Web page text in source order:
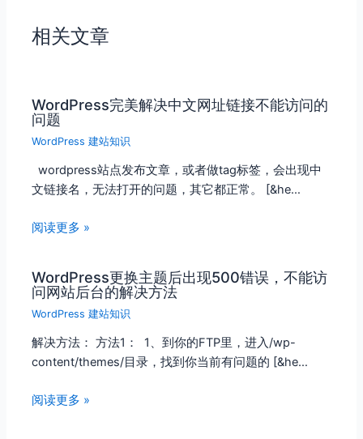
相关文章
WordPress完美解决中文网址链接不能访问的
问题
WordPress 建站知识
wordpress站点发布文章，或者做tag标签，会出现中
文链接名，无法打开的问题，其它都正常。 [&he…
阅读更多 »
WordPress更换主题后出现500错误，不能访
问网站后台的解决方法
WordPress 建站知识
解决方法： 方法1： 1、到你的FTP里，进入/wp-
content/themes/目录，找到你当前有问题的 [&he…
阅读更多 »